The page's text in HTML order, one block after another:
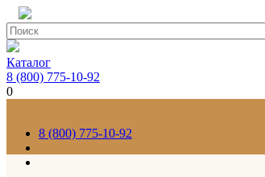
Каталог
8 (800) 775-10-92
0
8 (800) 775-10-92